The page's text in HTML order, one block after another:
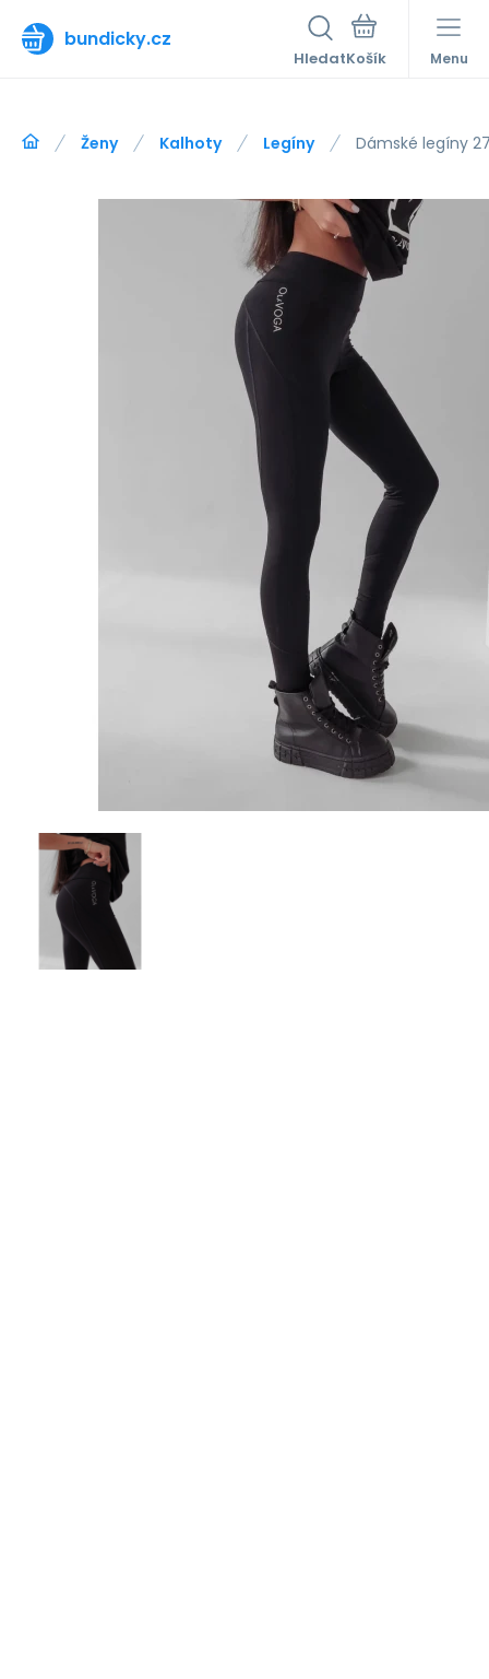
bundicky.cz
Hledat Menu
Ženy Kalhoty Legíny Dámské legíny